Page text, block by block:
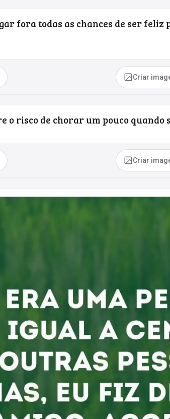
fora todas as chances de ser
Criar
o risco de chorar um pouco quando
Criar